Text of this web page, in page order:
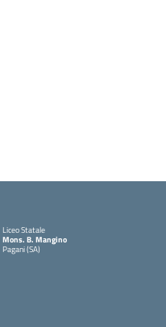
Liceo Statale
Mons. B. Mangino
Pagani (SA)
— Visita la pagina iniziale della scuola